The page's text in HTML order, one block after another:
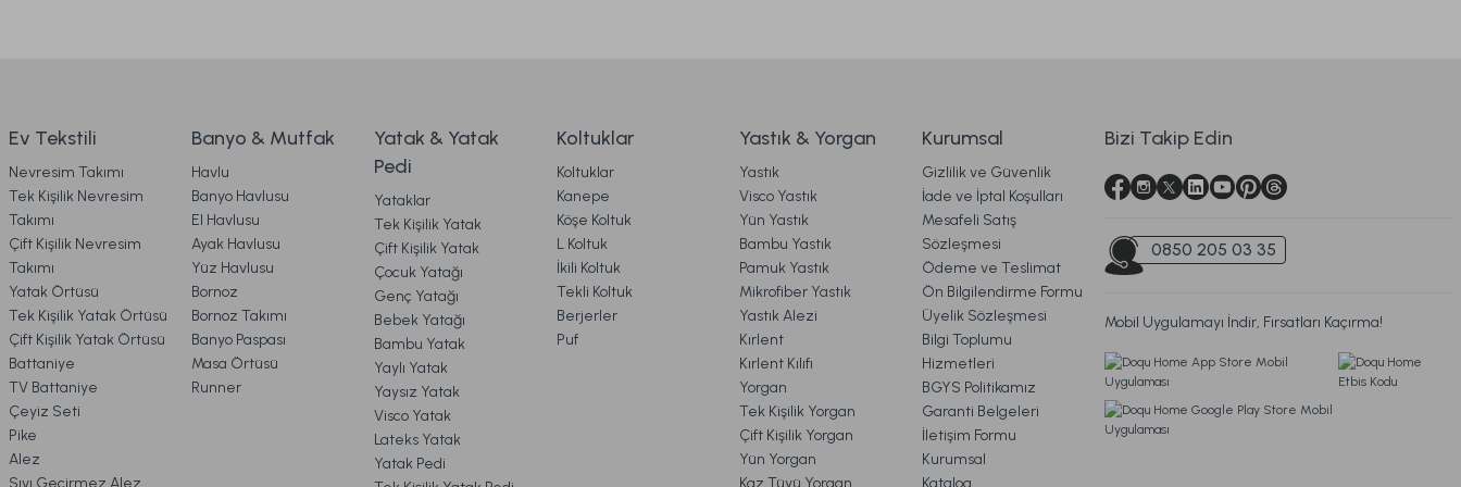
Gönder
5. İADE & DEĞİŞİM
6. ÜRÜN BİLGİLERİ
7. KAMPANYA & İNDİRİMLER
8. MÜŞTERİ HİZMETLERİ
9. YATAK & KOLTUK SİPARİŞ VE İADE İŞLEMLERİ
1.699,00 TL İndirim 4.599,00 TL
Ücretsiz Kargo
İndirim 4.599,00 TL
Ücretsiz Kargo
Special Çeyiz Seti Çift Kişilik - Gri
%50
İndirim
9.198,00 TL
4.599,00 TL
Ücretsiz Kargo
Multi Selection Nevresim Takımı Samira Çift Kişilik
%30
İndirim
4.999,00 TL
3.499,00 TL
Multi Selection Nevresim Takımı Oryena Çift Kişilik
4.999,00 TL
3.499,00 TL
Ücretsiz Kargo
Mora Microfiber Desenli Yorgan Çift Kişilik - Gri Soft Bamboo Yastık 50 x 70 cm Visco Travel Yastık Classic Standart
Ev Tekstili
Nevresim Takımı
Tek Kişilik Nevresim
Takımı
Çift Kişilik Nevresim
Takımı
Yatak Örtüsü
Tek Kişilik Yatak Örtüsü
Çift Kişilik Yatak Örtüsü
Battaniye
TV Battaniye
Çeyiz Seti
Pike
Alez
Sıvı Geçirmez Alez
Banyo & Mutfak
Havlu
Banyo Havlusu
El Havlusu
Ayak Havlusu
Yüz Havlusu
Bornoz
Bornoz Takımı
Banyo Paspası
Masa Örtüsü
Runner
Yatak & Yatak
Pedi
Yataklar
Tek Kişilik Yatak
Çift Kişilik Yatak
Çocuk Yatağı
Genç Yatağı
Bebek Yatağı
Bambu Yatak
Yaylı Yatak
Yaysız Yatak
Visco Yatak
Lateks Yatak
Yatak Pedi
Koltuklar
Koltuklar
Kanepe
Köşe Koltuk
L Koltuk
İkili Koltuk
Tekli Koltuk
Berjerler
Puf
Yastık & Yorgan
Yastık
Visco Yastık
Yün Yastık
Bambu Yastık
Pamuk Yastık
Mikrofiber Yastık
Yastık Alezi
Kırlent
Kırlent Kılıfı
Yorgan
Tek Kişilik Yorgan
Çift Kişilik Yorgan
Yün Yorgan
Kaz Tüyü Yorgan
Kurumsal
Gizlilik ve Güvenlik
İade ve İptal Koşulları
Mesafeli Satış
Sözleşmesi
Ödeme ve Teslimat
Ön Bilgilendirme Formu
Üyelik Sözleşmesi
Bilgi Toplumu
Hizmetleri
BGYS Politikamız
Garanti Belgeleri
İletişim Formu
Kurumsal
Katalog
Bizi Takip Edin
0850 205 03 35
Mobil Uygulamayı İndir, Fırsatları Kaçırma!